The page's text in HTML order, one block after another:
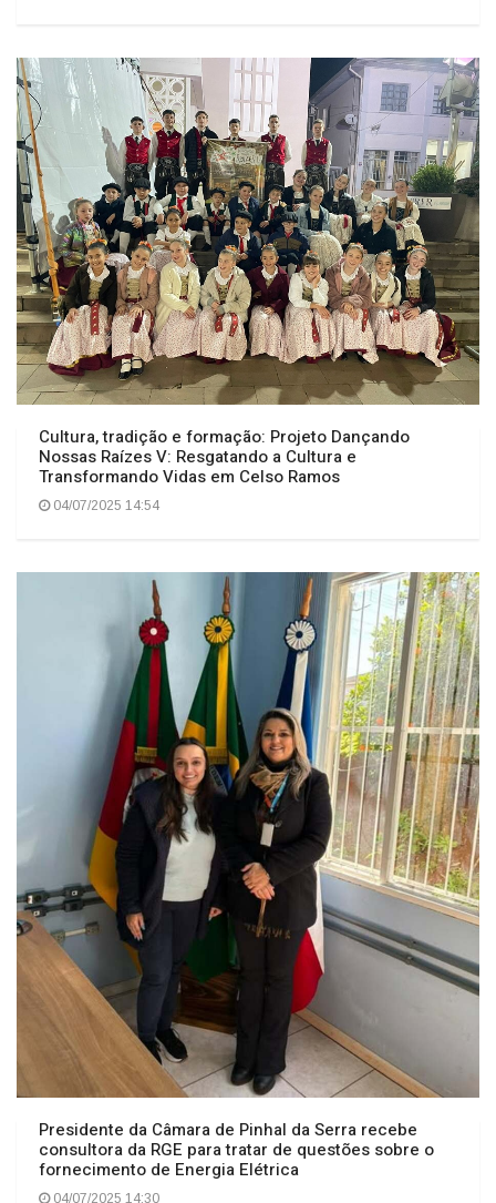
Cultura, tradição e formação: Projeto Dançando
Nossas Raízes V: Resgatando a Cultura e
Transformando Vidas em Celso Ramos
04/07/2025 14:54
Presidente da Câmara de Pinhal da Serra recebe
consultora da RGE para tratar de questões sobre o
fornecimento de Energia Elétrica
04/07/2025 14:30